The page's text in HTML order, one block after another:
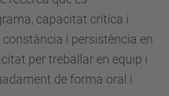
capacitat crítica i
i persistència en
per treballar en equip i
de forma oral i